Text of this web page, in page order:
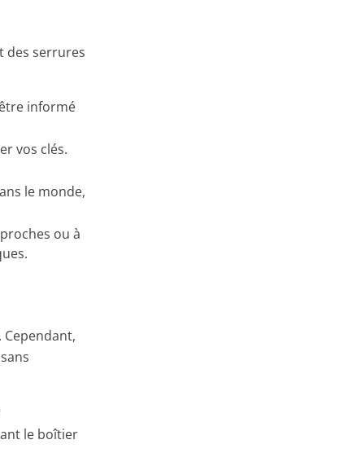
des serrures
informé
vos clés.
le monde,
ou à
le boîtier